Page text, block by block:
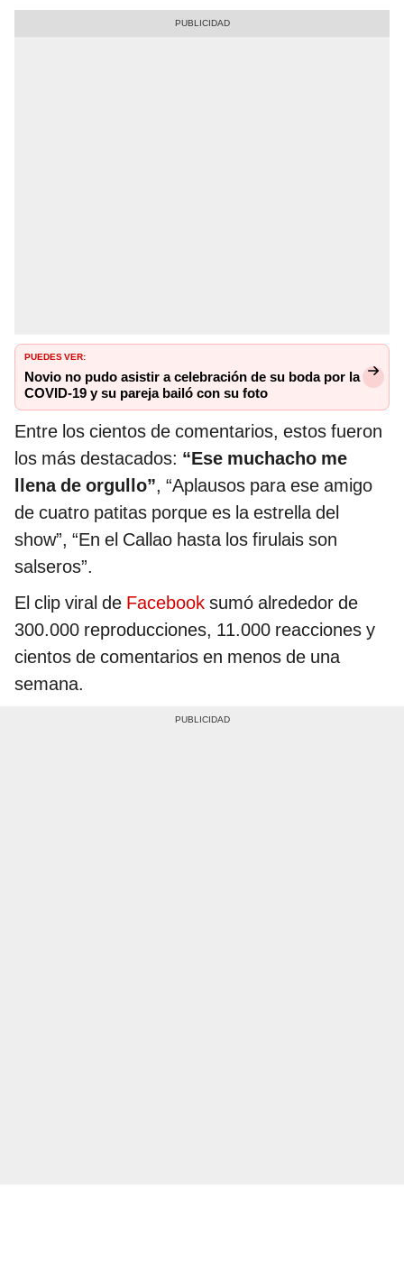
PUEDES VER:
Novio no pudo asistir a celebración de su boda por la
COVID-19 y su pareja bailó con su foto
Entre los cientos de comentarios, estos fueron
los más destacados: “Ese muchacho me
llena de orgullo”, “Aplausos para ese amigo
de cuatro patitas porque es la estrella del
show”, “En el Callao hasta los firulais son
salseros”.
El clip viral de Facebook sumó alrededor de
300.000 reproducciones, 11.000 reacciones y
cientos de comentarios en menos de una
semana.